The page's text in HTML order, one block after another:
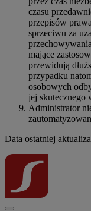
czasu
przepisów
sprzeciwu za
mające
przewidują
przypadku
osobowych
jej skutecznego
Administrator
Data ostatniej